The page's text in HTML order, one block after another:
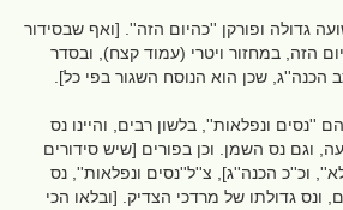
גדולה ופורקן ''כהיום הזה''. [ואף שבסידור
הזה, במחזור ויטרי (עמוד קצח), ובסדר
הכנה''ג, שכן הוא הנוסח השגור בפי כל].
''נסים ונפלאות'', בלשון רבים, והיינו נס
וגם נס השמן. וכן בפורים [שיש סידורים
וכ''כ הכנה''ג], צ''ל''נסים ונפלאות'', נס
ונס גדולתו של מרדכי הצדיק. [ובלאו הכי